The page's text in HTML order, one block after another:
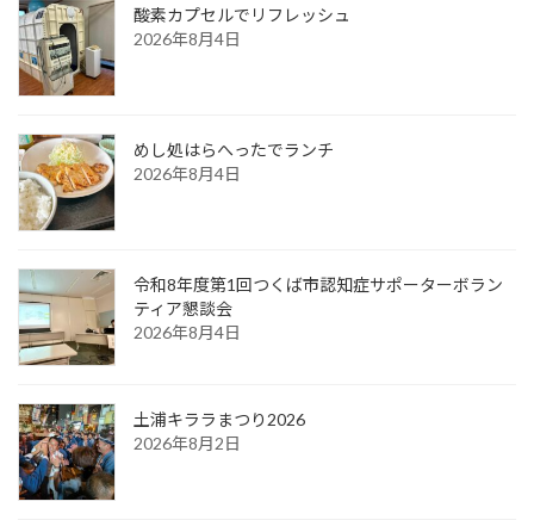
酸素カプセルでリフレッシュ
2026年8月4日
めし処はらへったでランチ
2026年8月4日
令和8年度第1回つくば市認知症サポーターボラン
ティア懇談会
2026年8月4日
土浦キララまつり2026
2026年8月2日